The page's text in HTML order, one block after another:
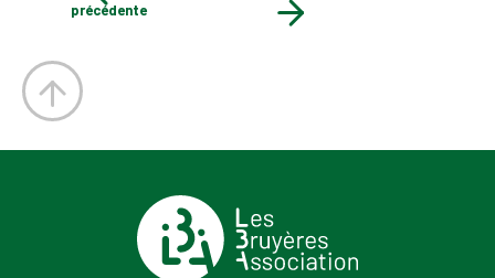
précédente